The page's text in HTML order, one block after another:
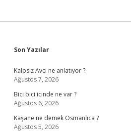
Sidebar
Son Yazılar
Kalpsiz Avcı ne anlatıyor ?
Ağustos 7, 2026
Bici bici icinde ne var ?
Ağustos 6, 2026
Kaşane ne demek Osmanlıca ?
Ağustos 5, 2026